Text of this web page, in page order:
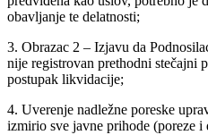
obavljanje te delatnosti;
3. Obrazac 2 – Izjavu da
nije registrovan prethodni stečajni
postupak likvidacije;
4. Uverenje nadležne poreske
izmirio sve javne prihode (poreze i